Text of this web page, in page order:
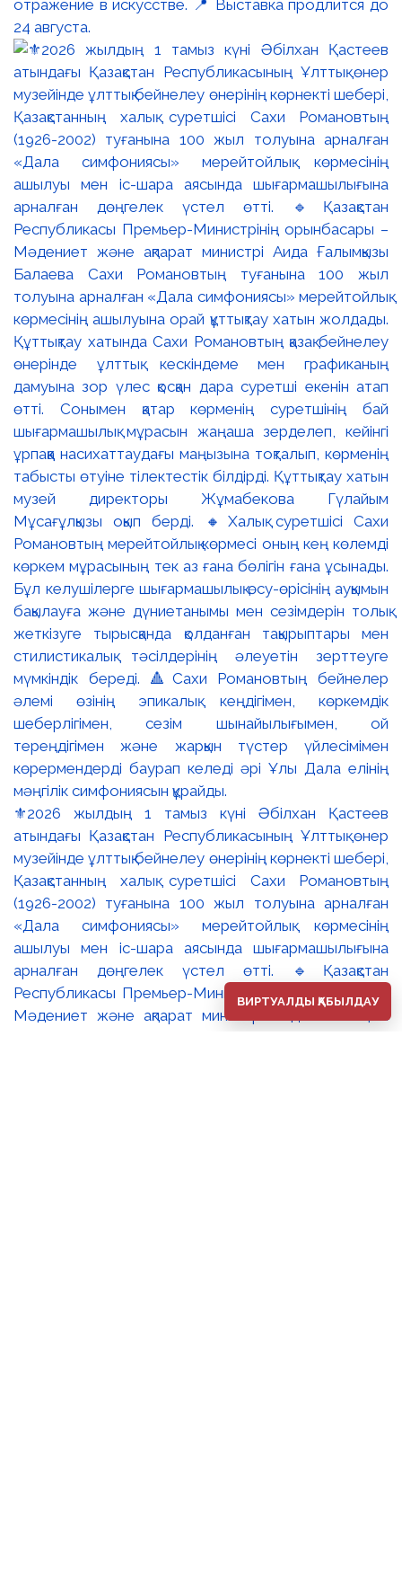
отражение в искусстве. 📍 Выставка продлится до
24 августа.
⚜️2026 жылдың 1 тамыз күні Әбілхан Қастеев
атындағы Қазақстан Республикасының Ұлттық өнер
музейінде ұлттық бейнелеу өнерінің көрнекті шебері,
Қазақстанның халық суретшісі Сахи Романовтың
(1926-2002) туғанына 100 жыл толуына арналған
«Дала симфониясы» мерейтойлық көрмесінің
ашылуы мен іс-шара аясында шығармашылығына
арналған дөңгелек үстел өтті. 🔹Қазақстан
Республикасы Премьер-Министрінің орынбасары –
Мәдениет және ақпарат министрі Аида Ғалымқызы
ВИРТУАЛДЫ ҚАБЫЛДАУ